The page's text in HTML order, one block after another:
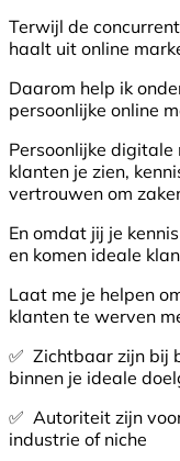
Terwijl de
haalt uit online
Daarom help ik
persoonlijke online
Persoonlijke
klanten je zien,
vertrouwen om
En omdat jij je
en komen ideale
Laat me je helpen
klanten te werven
✅ Zichtbaar zijn bij
binnen je ideale
✅ Autoriteit zijn
industrie of niche